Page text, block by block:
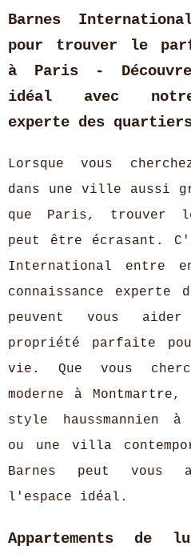
Barnes
pour trouver le
à Paris -
idéal avec notre
experte des
Lorsque vous
dans une ville aussi
que Paris, trouver
peut être écrasant.
International entre
connaissance
peuvent vous
propriété parfaite
vie. Que vous
moderne à Montmartre,
style haussmannien
ou une villa
Barnes peut vous
l'espace idéal.
Appartements